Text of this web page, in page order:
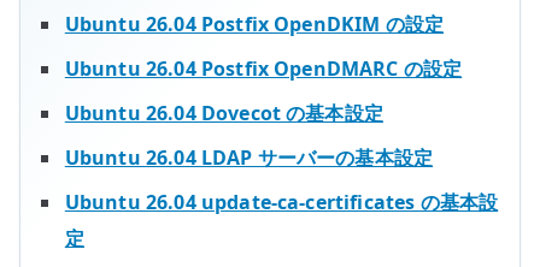
Ubuntu 26.04 Postfix OpenDKIM の設定
Ubuntu 26.04 Postfix OpenDMARC の設定
Ubuntu 26.04 Dovecot の基本設定
Ubuntu 26.04 LDAP サーバーの基本設定
Ubuntu 26.04 update-ca-certificates の基本設
定